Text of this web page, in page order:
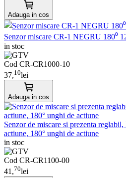
Adauga in cos
Senzor miscare CR-1 NEGRU 180⁰
in stoc
Cod CR-CR1000-10
37,10lei
Adauga in cos
Senzor de miscare si prezenta
actiune, 180° unghi de actiune
in stoc
Cod CR-CR1100-00
41,70lei